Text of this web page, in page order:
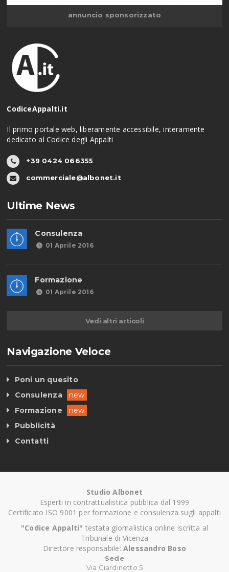
annuncio sponsorizzato
CodiceAppalti.it
Il primo portale web, liberamente accessibile, interamente
dedicato al Codice degli Appalti
+39 0424 066355
commerciale@albonet.it
Ultime News
Consulenza
01 Aprile 2016
Formazione
01 Aprile 2016
Vedi altri articoli
Navigazione Veloce
Poni un quesito
Consulenza
new
Formazione
new
Pubblicità
Contatti
Studio Albonet
Esperti in contrattualistica pubblica dal 1999
Certificato ISO 9001 per formazione e consulenza sugli appalti
"Codice Appalti" testata giornalistica online iscritta al
Tribunale di Vicenza
Direttore responsabile: Alessandro Boso
Sede
Via Giardinetto 5